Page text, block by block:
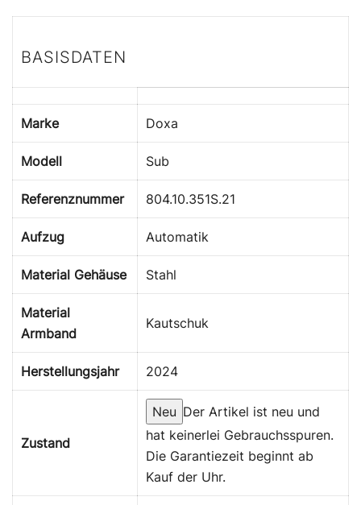
BASISDATEN
Marke Doxa
Modell Sub
Referenznummer 804.10.351S.21
Aufzug Automatik
Material Gehäuse Stahl
Material
Armband
Kautschuk
Herstellungsjahr 2024
Zustand
Neu Der Artikel ist neu und
hat keinerlei Gebrauchsspuren.
Die Garantiezeit beginnt ab
Kauf der Uhr.